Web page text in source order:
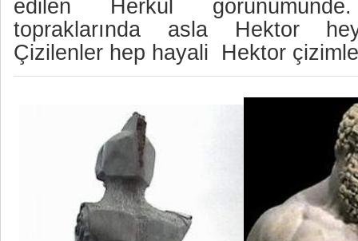
edilen Herkül
topraklarında asla Hektor
Çizilenler hep hayali Hektor